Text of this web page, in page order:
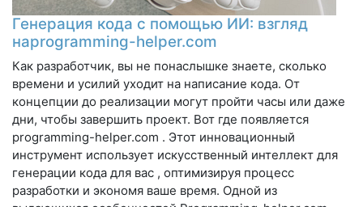
Генерация кода с помощью ИИ: взгляд
наprogramming-helper.com
Как разработчик, вы не понаслышке знаете, сколько
времени и усилий уходит на написание кода. От
концепции до реализации могут пройти часы или даже
дни, чтобы завершить проект. Вот где появляется
programming-helper.com . Этот инновационный
инструмент использует искусственный интеллект для
генерации кода для вас , оптимизируя процесс
разработки и экономя ваше время. Одной из